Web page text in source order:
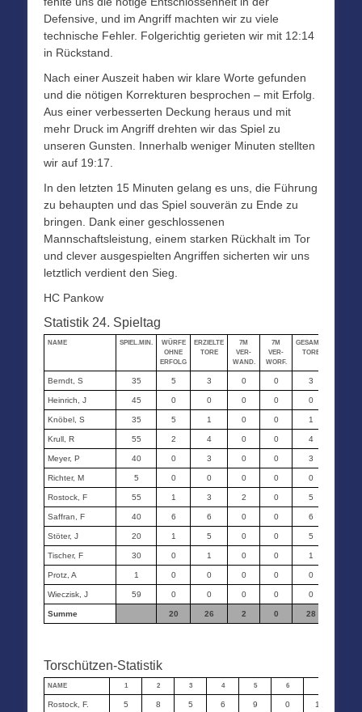
Defensive, und im Angriff machten wir zu viele
technische Fehler. Folgerichtig gerieten wir mit 12:14
in Rückstand.
Nach einer Auszeit haben wir klare Worte gefunden
und die nötigen Korrekturen besprochen – mit Erfolg.
Aus einer verbesserten Deckung heraus und mit
mehr Druck im Angriff drehten wir das Spiel zu
unseren Gunsten. Innerhalb weniger Minuten stellten
wir auf 19:17.
In den letzten 15 Minuten gelang es uns, die Führung
zu behaupten und das Spiel souverän zu Ende zu
bringen. Dank einer geschlossenen
Mannschaftsleistung, einem starken Rückhalt im Tor
und clever ausgespielten Angriffen sicherten wir uns
letztlich verdient den Sieg.
HC Pankow
Statistik 24. Spieltag
NAME SPIEL.MIN.
WÜRFE
OHNE
ERFOLG
ERZIELTE
TORE
7M
VER-
WAND.
7M
VER-
WORF.
GESAMT-
TORE
Berndt, S 35 5 3 0 0 3
Heinrich, J 45 0 0 0 0 0
Knöbel, S 35 5 1 0 0 1
Krull, R 55 2 4 0 0 4
Meyer, P 40 0 3 0 0 3
Richter, M 5 0 0 0 0 0
Rostock, F 55 1 3 2 0 5
Saffran, F 40 6 6 0 0 6
Stöter, J 20 1 5 0 0 5
Tischer, F 30 0 1 0 0 1
Protz, A 1 0 0 0 0 0
Wieczisk, J 59 0 0 0 0 0
Summe 20 26 2 0 28
Torschützen-Statistik
NAME 1 2 3 4 5 6
Rostock, F. 5 8 5 6 9 0 11